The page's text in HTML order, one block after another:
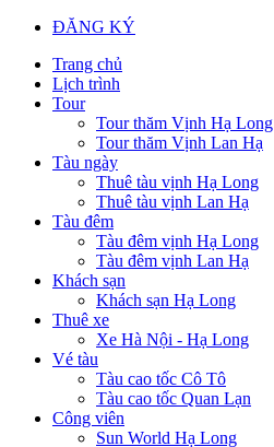
ĐĂNG KÝ
Trang chủ
Lịch trình
Tour
Tour thăm Vịnh Hạ Long
Tour thăm Vịnh Lan Hạ
Tàu ngày
Thuê tàu vịnh Hạ Long
Thuê tàu vịnh Lan Hạ
Tàu đêm
Tàu đêm vịnh Hạ Long
Tàu đêm vịnh Lan Hạ
Khách sạn
Khách sạn Hạ Long
Thuê xe
Xe Hà Nội - Hạ Long
Vé tàu
Tàu cao tốc Cô Tô
Tàu cao tốc Quan Lạn
Công viên
Sun World Hạ Long